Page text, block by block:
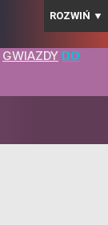
ROZWIŃ ▼
GWIAZDY DO